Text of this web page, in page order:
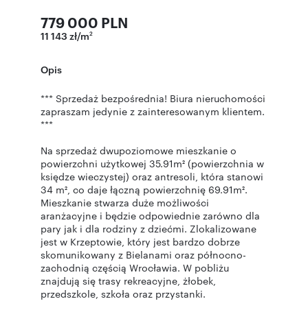
779 000 PLN
11 143 zł/m2
Opis
*** Sprzedaż bezpośrednia! Biura nieruchomości
zapraszam jedynie z zainteresowanym klientem.
***
Na sprzedaż dwupoziomowe mieszkanie o
powierzchni użytkowej 35.91m² (powierzchnia w
księdze wieczystej) oraz antresoli, która stanowi
34 m², co daje łączną powierzchnię 69.91m².
Mieszkanie stwarza duże możliwości
aranżacyjne i będzie odpowiednie zarówno dla
pary jak i dla rodziny z dziećmi. Zlokalizowane
jest w Krzeptowie, który jest bardzo dobrze
skomunikowany z Bielanami oraz północno-
zachodnią częścią Wrocławia. W pobliżu
znajdują się trasy rekreacyjne, żłobek,
przedszkole, szkoła oraz przystanki.